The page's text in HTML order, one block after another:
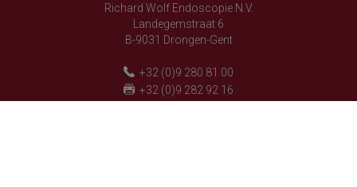
Richard Wolf Endoscopie N.V.
Landegemstraat 6
B-9031 Drongen-Gent
+32 (0)9 280 81 00
+32 (0)9 282 92 16